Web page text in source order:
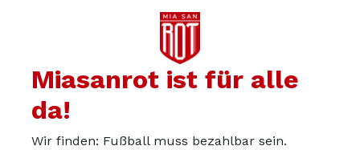
Miasanrot ist für alle
da!
Wir finden: Fußball muss bezahlbar sein.